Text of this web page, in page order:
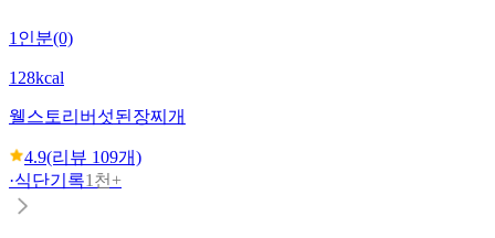
1인분(0)
128kcal
웰스토리 버섯된장찌개
4.9(리뷰 109개)
·식단기록1천+